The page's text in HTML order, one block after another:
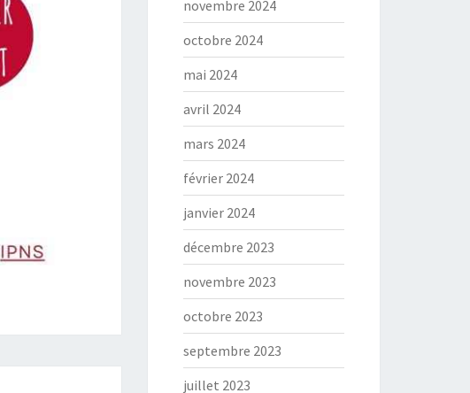
novembre 2024
octobre 2024
mai 2024
avril 2024
mars 2024
février 2024
janvier 2024
décembre 2023
novembre 2023
octobre 2023
septembre 2023
juillet 2023